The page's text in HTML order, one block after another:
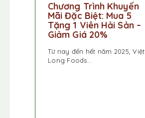
Chương Trình Khuyến
Mãi Đặc Biệt: Mua 5
Tặng 1 Viên Hải Sản –
Giảm Giá 20%
Từ nay đến hết năm 2025, Việt
Long Foods…